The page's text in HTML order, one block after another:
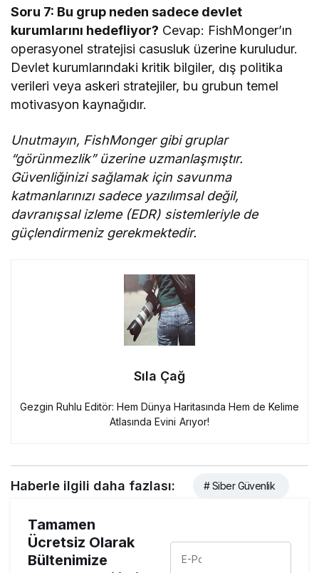
Soru 7: Bu grup neden sadece devlet
kurumlarını hedefliyor? Cevap: FishMonger’ın
operasyonel stratejisi casusluk üzerine kuruludur.
Devlet kurumlarındaki kritik bilgiler, dış politika
verileri veya askeri stratejiler, bu grubun temel
motivasyon kaynağıdır.
Unutmayın, FishMonger gibi gruplar
“görünmezlik” üzerine uzmanlaşmıştır.
Güvenliğinizi sağlamak için savunma
katmanlarınızı sadece yazılımsal değil,
davranışsal izleme (EDR) sistemleriyle de
güçlendirmeniz gerekmektedir.
Sıla Çağ
Gezgin Ruhlu Editör: Hem Dünya Haritasında Hem de Kelime
Atlasında Evini Arıyor!
Haberle ilgili daha fazlası: # Siber Güvenlik
Tamamen
Ücretsiz Olarak
Bültenimize